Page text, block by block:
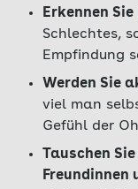
Erkennen
Schlechtes,
Empfindung
Werden Sie
viel man
Gefühl der
Tauschen
Freundinnen